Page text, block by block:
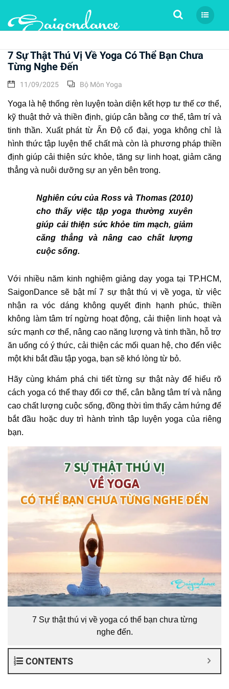
Tìm kiếm
7 Sự Thật Thú Vị Về Yoga Có Thể Bạn Chưa
Từng Nghe Đến
11/09/2025 Bộ Môn Yoga
Yoga là hệ thống rèn luyện toàn diện kết hợp tư thế cơ thể,
kỹ thuật thở và thiền định, giúp cân bằng cơ thể, tâm trí và
tinh thần. Xuất phát từ Ấn Độ cổ đại, yoga không chỉ là
hình thức tập luyện thể chất mà còn là phương pháp thiền
định giúp cải thiện sức khỏe, tăng sự linh hoạt, giảm căng
thẳng và nuôi dưỡng sự an yên bên trong.
Nghiên cứu của Ross và Thomas (2010)
cho thấy việc tập yoga thường xuyên
giúp cải thiện sức khỏe tim mạch, giảm
căng thẳng và nâng cao chất lượng
cuộc sống.
Với nhiều năm kinh nghiệm giảng dạy yoga tại TP.HCM,
SaigonDance sẽ bật mí 7 sự thật thú vị về yoga, từ việc
nhận ra vóc dáng không quyết định hạnh phúc, thiền
không làm tâm trí ngừng hoạt động, cải thiện linh hoạt và
sức mạnh cơ thể, nâng cao năng lượng và tinh thần, hỗ trợ
ăn uống có ý thức, cải thiện các mối quan hệ, cho đến việc
một khi bắt đầu tập yoga, bạn sẽ khó lòng từ bỏ.
Hãy cùng khám phá chi tiết từng sự thật này để hiểu rõ
cách yoga có thể thay đổi cơ thể, cân bằng tâm trí và nâng
cao chất lượng cuộc sống, đồng thời tìm thấy cảm hứng để
bắt đầu hoặc duy trì hành trình tập luyện yoga của riêng
bạn.
7 Sự thật thú vị về yoga có thể bạn chưa từng
nghe đến.
CONTENTS